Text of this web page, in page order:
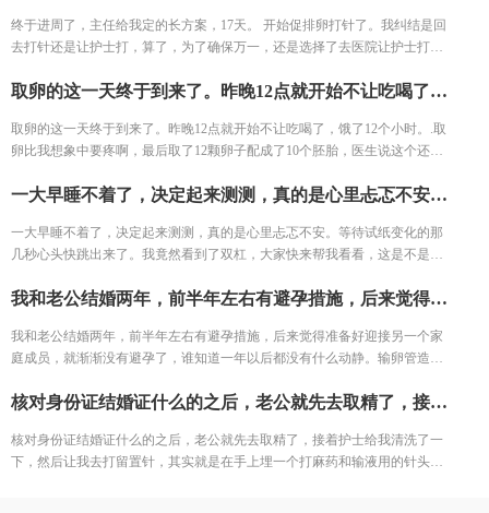
手上的纸张，一个窗口一个窗口的去检查了。这样检查的日子，一直持续了
一个月，所有检查结果才凑齐。
终于进周了，主任给我定的长方案，17天。 开始促排卵打针了。我纠结是回
去打针还是让护士打，算了，为了确保万一，还是选择了去医院让护士打。
护士进到注射室的时候，满脸疲惫，但是还是耐心的给我打针了。
取卵的这一天终于到来了。昨晚12点就开始不让吃喝了，饿了12个小时。.取卵比我想象中要疼啊，最后取了12颗卵子配成了10个胚胎，医生说这个还是不错的结果了，我也不知道算好不算，但是我尽力了啊。医生建议我继续养囊。没想到配成了5个囊胚！太高兴了，今天我要吃点好吃的庆祝下。
取卵的这一天终于到来了。昨晚12点就开始不让吃喝了，饿了12个小时。.取
卵比我想象中要疼啊，最后取了12颗卵子配成了10个胚胎，医生说这个还是
囊。没想到配成了5个囊胚！太高兴了，今天我要吃点好吃的庆祝下。
一大早睡不着了，决定起来测测，真的是心里忐忑不安。等待试纸变化的那几秒心头快跳出来了。我竟然看到了双杠，大家快来帮我看看，这是不是显示我怀孕了。
一大早睡不着了，决定起来测测，真的是心里忐忑不安。等待试纸变化的那
几秒心头快跳出来了。我竟然看到了双杠，大家快来帮我看看，这是不是显
我和老公结婚两年，前半年左右有避孕措施，后来觉得准备好迎接另一个家庭成员，就渐渐没有避孕了，谁知道一年以后都没有什么动静。输卵管造影也做了，验血什么的也都验了，我的身体各项指标都没有问题，就跟老公商量着要不还是试一下试管吧，然后去医院看到别人都买了保贝计划，我也买了一个。生殖顾问安排我整理了资料，然后月经来的第二天去找了医生，她看了我当天的验血报告后就说今天就开始吧，于是就开始促排！
我和老公结婚两年，前半年左右有避孕措施，后来觉得准备好迎接另一个家
庭成员，就渐渐没有避孕了，谁知道一年以后都没有什么动静。输卵管造影
量着要不还是试一下试管吧，然后去医院看到别人都买了保贝计划，我也买
看了我当天的验血报告后就说今天就开始吧，于是就开始促排！
核对身份证结婚证什么的之后，老公就先去取精了，接着护士给我清洗了一下，然后让我去打留置针，其实就是在手上埋一个打麻药和输液用的针头，然后等叫我去取卵，取卵是麻醉的，没啥感觉。 不过醒来有点难受，肚子胀得很，昏沉沉的。喝了一大杯水，还喝了一大碗冬瓜汤，一个晚上去了N次厕所，感觉这个头晕的事情应该告一段落了。这时候才有心情关注到肚子痛的问题，其实就像是姨妈痛，只要动作轻点慢点也没什么事，之前看各种经验分享说做这个手术最怕就是有腹水，所以我都有一点点尿意就去上厕所，目前来看肚子痛的症状正一点点减轻。
核对身份证结婚证什么的之后，老公就先去取精了，接着护士给我清洗了一
下，然后让我去打留置针，其实就是在手上埋一个打麻药和输液用的针头，